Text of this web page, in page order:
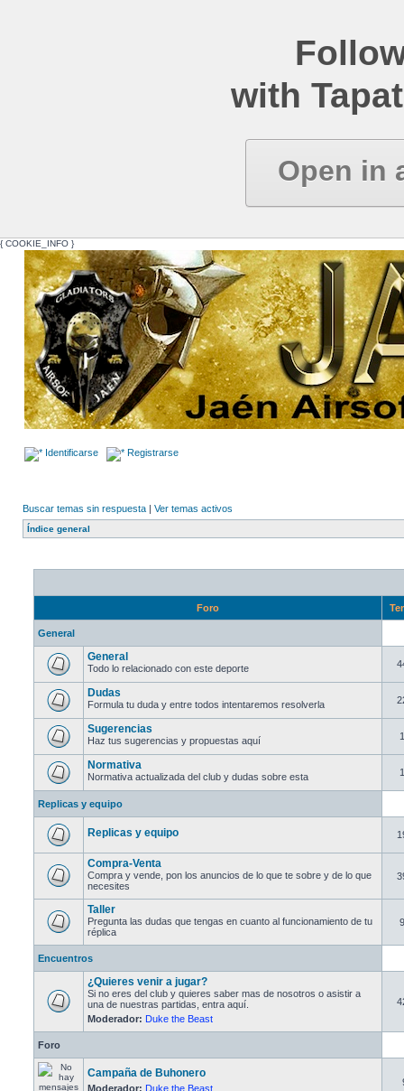
with
Open in
{ COOKIE_INFO }
Identificarse Registrarse
Buscar temas sin respuesta | Ver temas activos
Índice general
Foro
General
General
Todo lo relacionado con este deporte
Dudas
Formula tu duda y entre todos intentaremos resolverla
Sugerencias
Haz tus sugerencias y propuestas aquí
Normativa
Normativa actualizada del club y dudas sobre esta
Replicas y equipo
Replicas y equipo
Compra-Venta
Compra y vende, pon los anuncios de lo que te sobre y de lo que
necesites
Taller
Pregunta las dudas que tengas en cuanto al funcionamiento de tu
réplica
Encuentros
¿Quieres venir a jugar?
Si no eres del club y quieres saber mas de nosotros o asistir a
una de nuestras partidas, entra aquí.
Moderador: Duke the Beast
Foro
Campaña de Buhonero
Moderador: Duke the Beast